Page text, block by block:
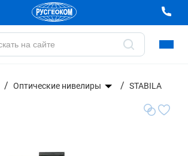
Оптические нивелиры STABILA